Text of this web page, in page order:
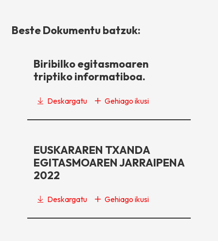
Beste Dokumentu batzuk:
Biribilko egitasmoaren
triptiko informatiboa.
Deskargatu Gehiago ikusi
EUSKARAREN TXANDA
EGITASMOAREN JARRAIPENA
2022
Deskargatu Gehiago ikusi